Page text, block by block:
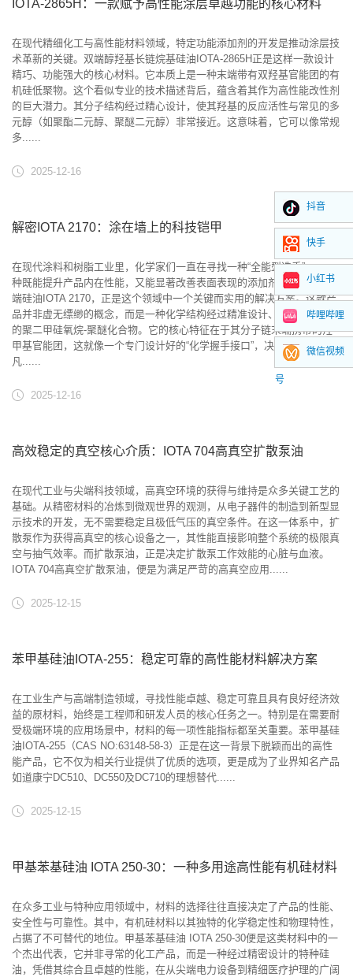
IOTA-2865H：一款赋予高性能涂层卓越功能的核心材料
在现代精细化工与高性能材料领域，特定功能添加剂的开发是推动涂层技
术革新的关键。双端醇羟基长链烷基硅油IOTA-2865H正是这样一款设计
精巧、功能强大的核心材料。它本质上是一种末端带有双羟基官能团的有
机硅低聚物。这个看似专业的技术描述背后，蕴含着其作为高性能改性剂
的巨大潜力。其分子结构经过精心设计，使其羟基的反应活性与常见的多
元醇（如聚酯二元醇、聚醚二元醇）非常接近。这意味着，它可以像常规
多......
2025-12-16
解密IOTA 2170：涂在墙上的科技铠甲
在现代涂料和树脂工业里，化学家们一直在寻找一种“全能型选手”——一
种既能提升产品内在性能，又能显著改善表面表现的添加剂。醇羟基单封
端硅油IOTA 2170，正是这个领域中一个关键而实用的解决方案。这款产
品并非虚无缥缈的概念，而是一种化学结构经过精准设计、性能指向明确
的聚二甲硅氧烷-聚醚化合物。它的核心特征在于其分子链末端携带的羟
甲基官能团，这就像一个专门设计好的“化学握手接口”，决定了它非
凡......
2025-12-16
高效稳定的真空核心介质：IOTA 704高真空扩散泵油
在现代工业与尖端科技领域，高真空环境的获得与维持是众多关键工艺的
基础。从精密材料的冶炼到微观世界的观测，从电子器件的制造到新型显
示技术的开发，无不需要稳定且极低气压的真空条件。在这一体系中，扩
散泵作为获得高真空的核心设备之一，其性能直接影响整个系统的极限真
空与抽气效率。而扩散泵油，正是决定扩散泵工作效能的心脏与血液。
IOTA 704高真空扩散泵油，便是为满足严苛的高真空应用......
2025-12-15
苯甲基硅油IOTA-255：稳定可靠的高性能材料解决方案
在工业生产与高端制造领域，寻找性能卓越、稳定可靠且具有良好经济效
益的原材料，始终是工程师和研发人员的核心任务之一。特别是在需要耐
受极端环境的应用场景中，材料的每一项性能指标都至关重要。苯甲基硅
油IOTA-255（CAS NO:63148-58-3）正是在这一背景下脱颖而出的高性
能产品，它不仅为相关行业提供了优质的选项，更是成为了业界知名产品
如道康宁DC510、DC550及DC710的理想替代......
2025-12-15
甲基苯基硅油 IOTA 250-30：一种多用途高性能有机硅材料
在众多工业与特种应用领域中，材料的选择往往直接决定了产品的性能、
安全性与可靠性。其中，有机硅材料以其独特的化学稳定性和物理特性，
占据了不可替代的地位。甲基苯基硅油 IOTA 250-30便是这类材料中的一
个杰出代表，它并非寻常的化工产品，而是一种经过精密设计的特种硅
油，凭借其综合且卓越的性能，在从尖端电力设备到精细医疗护理的广阔
抖音
快手
小红书
哔哩哔哩
微信视频
号